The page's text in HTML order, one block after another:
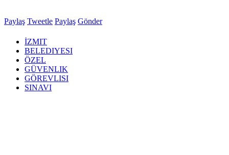
Paylaş Tweetle Paylaş Gönder
İZMIT
BELEDIYESI
ÖZEL
GÜVENLIK
GÖREVLISI
SINAVI